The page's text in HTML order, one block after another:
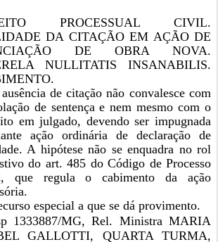
PROCESSUAL CIVIL.
DA CITAÇÃO EM AÇÃO DE
DE OBRA NOVA.
NULLITATIS INSANABILIS.
de citação não convalesce com
de sentença e nem mesmo com o
em julgado, devendo ser impugnada
ação ordinária de declaração de
A hipótese não se enquadra no rol
do art. 485 do Código de Processo
que regula o cabimento da ação
especial a que se dá provimento.
1333887/MG, Rel. Ministra MARIA
GALLOTTI, QUARTA TURMA,